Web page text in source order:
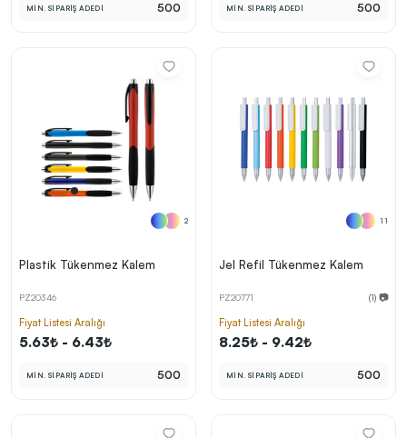
MİN. SİPARİŞ ADEDİ 500 MİN. SİPARİŞ ADEDİ 500
2
Plastik Tükenmez Kalem
PZ20346
Fiyat Listesi Aralığı
5.63₺ - 6.43₺
MİN. SİPARİŞ ADEDİ 500
11
Jel Refil Tükenmez Kalem
PZ20771 (1) 📷
Fiyat Listesi Aralığı
8.25₺ - 9.42₺
MİN. SİPARİŞ ADEDİ 500